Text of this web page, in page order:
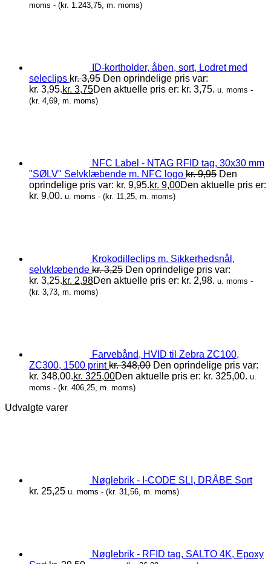
moms - (kr. 1.243,75, m. moms)
ID-kortholder, åben, sort, Lodret med
seleclips kr.3,95 Den oprindelige pris var:
kr. 3,95.kr. 3,75Den aktuelle pris er: kr. 3,75. u. moms -
(kr. 4,69, m. moms)
NFC Label - NTAG RFID tag, 30x30 mm
"SØLV" Selvklæbende m. NFC logo kr.9,95 Den
oprindelige pris var: kr. 9,95.kr. 9,00Den aktuelle pris er:
kr. 9,00. u. moms - (kr. 11,25, m. moms)
Krokodilleclips m. Sikkerhedsnål,
selvklæbende kr.3,25 Den oprindelige pris var:
kr. 3,25.kr. 2,98Den aktuelle pris er: kr. 2,98. u. moms -
(kr. 3,73, m. moms)
Farvebånd, HVID til Zebra ZC100,
ZC300, 1500 print kr.348,00 Den oprindelige pris var:
kr. 348,00.kr. 325,00Den aktuelle pris er: kr. 325,00. u.
moms - (kr. 406,25, m. moms)
Udvalgte varer
Nøglebrik - I-CODE SLI, DRÅBE Sort
kr. 25,25 u. moms - (kr. 31,56, m. moms)
Nøglebrik - RFID tag, SALTO 4K, Epoxy